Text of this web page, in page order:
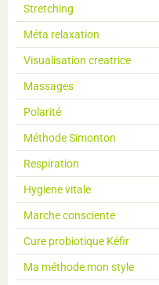
Stretching
Méta relaxation
Visualisation creatrice
Massages
Polarité
Méthode Simonton
Respiration
Hygiene vitale
Marche consciente
Cure probiotique Kéfir
Ma méthode mon style